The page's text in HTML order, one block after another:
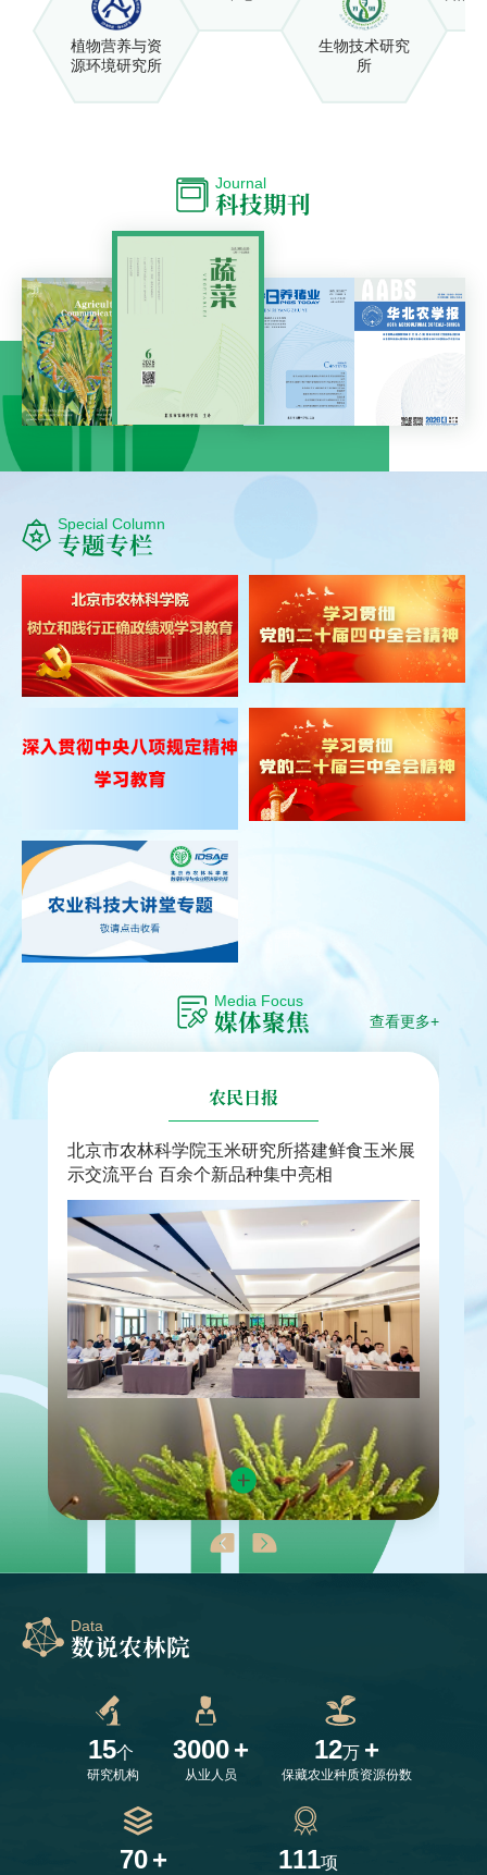
植物营养与资
源环境研究所
生物技术研究
所
Journal
科技期刊
Special Column
专题专栏
Media Focus
媒体聚焦 查看更多+
北京日报
北京鲜食玉米节来啦！上百种新品集中亮相
Data
数说农林院
15个
研究机构
3000+
从业人员
12万 +
保藏农业种质资源份数
70+ 111项